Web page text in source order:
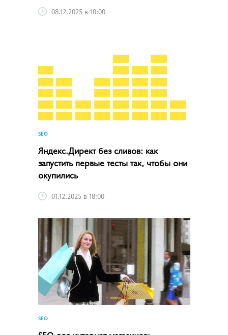
08.12.2025 в 10:00
SEO
Яндекс.Директ без сливов: как
запустить первые тесты так, чтобы они
окупились
01.12.2025 в 18:00
SEO